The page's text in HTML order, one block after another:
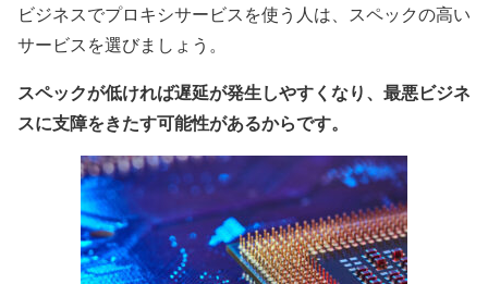
ビジネスでプロキシサービスを使う人は、スペックの高い
サービスを選びましょう。
スペックが低ければ遅延が発生しやすくなり、最悪ビジネ
スに支障をきたす可能性があるからです。